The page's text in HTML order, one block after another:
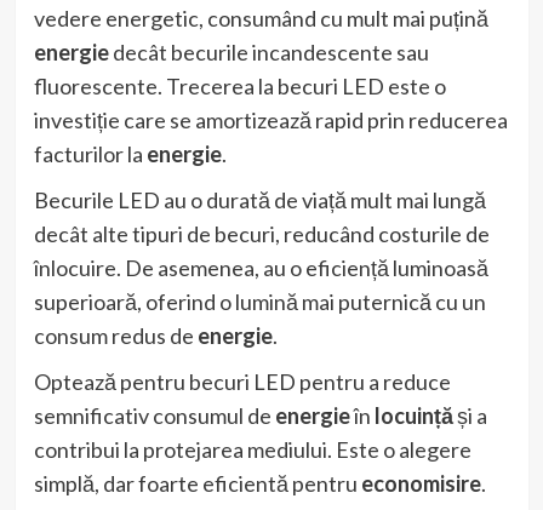
vedere energetic, consumând cu mult mai puțină
energiedecât becurile incandescente sau
fluorescente. Trecerea la becuri LED este o
investiție care se amortizează rapid prin reducerea
facturilor la energie.
Becurile LED au o durată de viață mult mai lungă
decât alte tipuri de becuri, reducând costurile de
înlocuire. De asemenea, au o eficiență luminoasă
superioară, oferind o lumină mai puternică cu un
consum redus de energie.
Optează pentru becuri LED pentru a reduce
semnificativ consumul de energieîn locuințăși a
contribui la protejarea mediului. Este o alegere
simplă, dar foarte eficientă pentru economisire.